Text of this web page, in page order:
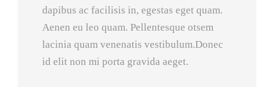
dapibus ac facilisis in, egestas eget quam.
Aenen eu leo quam. Pellentesque otsem
lacinia quam venenatis vestibulum.Donec
id elit non mi porta gravida aeget.